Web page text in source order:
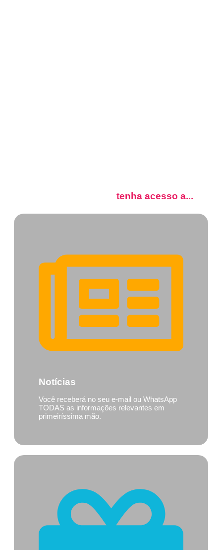
tenha acesso a...
Notícias
Você receberá no seu e-mail ou WhatsApp
TODAS as informações relevantes em
primeiríssima mão.